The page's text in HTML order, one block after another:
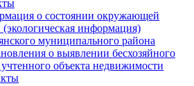
о состоянии окружающей
(экологическая информация)
муниципального района
о выявлении бесхозяйного
учтенного объекта недвижимости